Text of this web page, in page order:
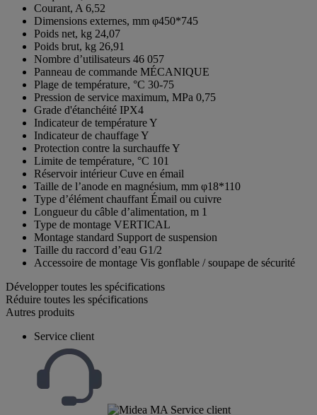
Courant, A 6,52
Dimensions externes, mm φ450*745
Poids net, kg 24,07
Poids brut, kg 26,91
Nombre d’utilisateurs 46 057
Panneau de commande MÉCANIQUE
Plage de température, °C 30-75
Pression de service maximum, MPa 0,75
Grade d'étanchéité IPX4
Indicateur de températureY
Indicateur de chauffageY
Protection contre la surchauffeY
Limite de température, °C 101
Réservoir intérieur Cuve en émail
Taille de l’anode en magnésium, mm φ18*110
Type d’élément chauffant Émail ou cuivre
Longueur du câble d’alimentation, m 1
Type de montage VERTICAL
Montage standard Support de suspension
Taille du raccord d’eau G1/2
Accessoire de montage Vis gonflable / soupape de sécurité
Développer toutes les spécifications
Réduire toutes les spécifications
Autres produits
Service client